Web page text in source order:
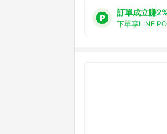
訂單成立賺
下單享LINE